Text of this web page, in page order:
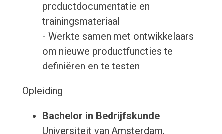
productdocumentatie en
trainingsmateriaal
- Werkte samen met ontwikkelaars
om nieuwe productfuncties te
definiëren en te testen
Opleiding
Bachelor in Bedrijfskunde
Universiteit van Amsterdam,